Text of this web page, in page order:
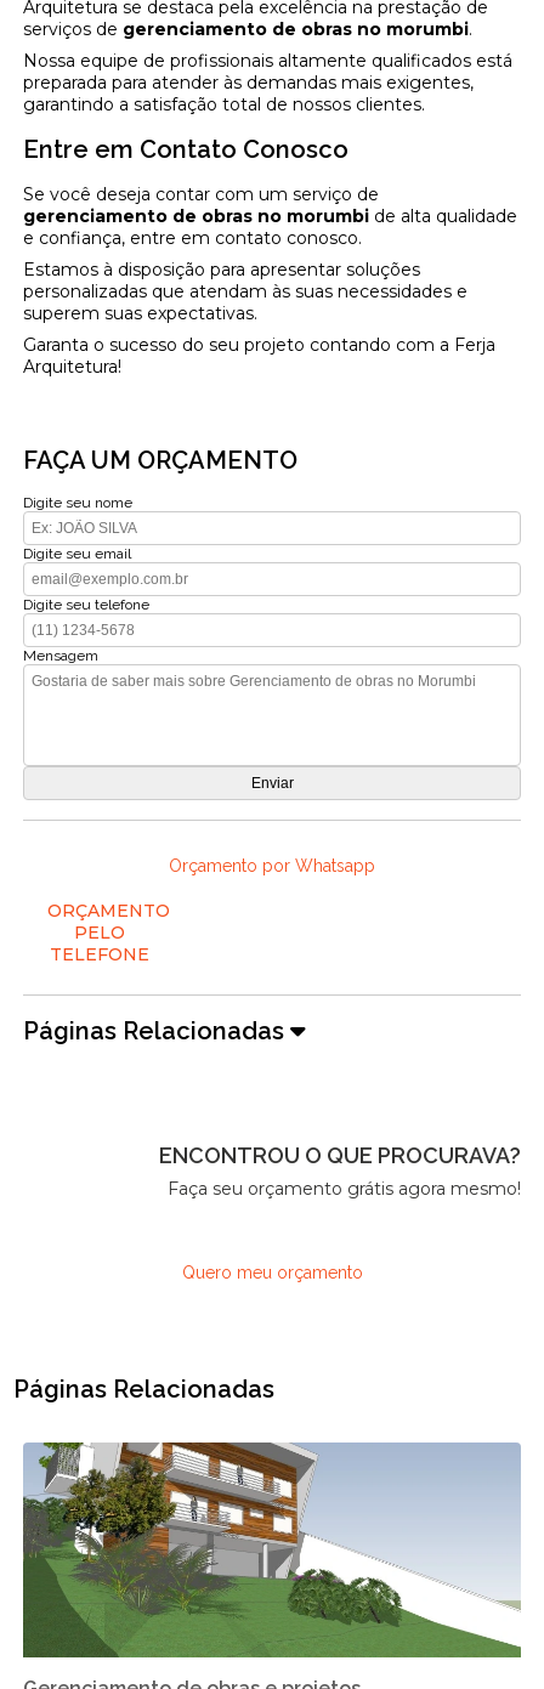
Arquitetura se destaca pela excelência na prestação de
serviços de gerenciamento de obras no morumbi.
Nossa equipe de profissionais altamente qualificados está
preparada para atender às demandas mais exigentes,
garantindo a satisfação total de nossos clientes.
Entre em Contato Conosco
Se você deseja contar com um serviço de
gerenciamento de obras no morumbi de alta qualidade
e confiança, entre em contato conosco.
Estamos à disposição para apresentar soluções
personalizadas que atendam às suas necessidades e
superem suas expectativas.
Garanta o sucesso do seu projeto contando com a Ferja
Arquitetura!
FAÇA UM ORÇAMENTO
Digite seu nome
Digite seu email
Digite seu telefone
Mensagem
Orçamento por Whatsapp
ORÇAMENTO
PELO
TELEFONE
Páginas Relacionadas
ENCONTROU O QUE PROCURAVA?
Faça seu orçamento grátis agora mesmo!
Quero meu orçamento
Páginas Relacionadas